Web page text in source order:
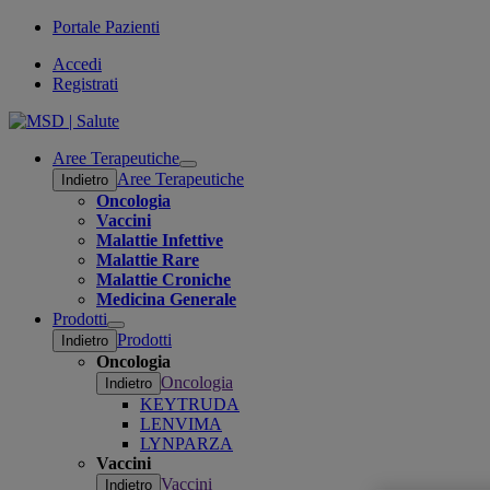
Portale Pazienti
Accedi
Registrati
Aree Terapeutiche
Open
submenu
Indietro Aree Terapeutiche
Oncologia
Vaccini
Malattie Infettive
Malattie Rare
Malattie Croniche
Medicina Generale
Prodotti
Open
submenu
Indietro Prodotti
Oncologia
Indietro Oncologia
KEYTRUDA
LENVIMA
LYNPARZA
Vaccini
Indietro Vaccini